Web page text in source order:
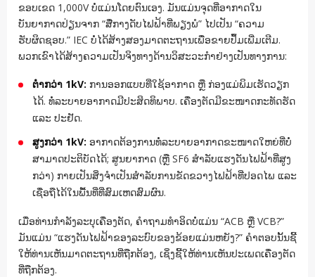
ຂອບເຂດ 1,000V ບໍ່ແມ່ນໂດຍຕົນເອງ. ມັນແມ່ນຈຸດທີ່ອາກາດໃນ
ບັນຍາກາດປ່ຽນຈາກ “ສື່ກາງດັບໄຟຟ້າທີ່ພຽງພໍ” ໄປເປັນ “ຄວາມ
ຮັບຜິດຊອບ.” IEC ບໍ່ໄດ້ສ້າງສອງມາດຕະຖານເພື່ອຂາຍປຶ້ມເພີ່ມເຕີມ.
ພວກເຂົາໄດ້ສ້າງຄວາມເປັນຈິງທາງດ້ານວິສະວະກຳຢ່າງເປັນທາງການ:
ຕ່ຳກວ່າ 1kV: ການອອກແບບທີ່ໃຊ້ອາກາດ ຫຼື ກ່ອງແມ່ພິມເຮັດວຽກ
ໄດ້. ທໍ່ລະບາຍອາກາດມີປະສິດທິພາບ. ເຄື່ອງຕັດມີຂະໜາດກະທັດຮັດ
ແລະ ປະຢັດ.
ສູງກວ່າ 1kV: ອາກາດຕ້ອງການທໍ່ລະບາຍອາກາດຂະໜາດໃຫຍ່ທີ່ບໍ່
ສາມາດປະຕິບັດໄດ້; ສູນຍາກາດ (ຫຼື SF6 ສຳລັບແຮງດັນໄຟຟ້າທີ່ສູງ
ກວ່າ) ກາຍເປັນສິ່ງຈຳເປັນສຳລັບການຂັດຂວາງໄຟຟ້າທີ່ປອດໄພ ແລະ
ເຊື່ອຖືໄດ້ໃນພື້ນທີ່ທີ່ສົມເຫດສົມຜົນ.
ເມື່ອທ່ານກຳລັງລະບຸເຄື່ອງຕັດ, ຄຳຖາມທຳອິດບໍ່ແມ່ນ “ACB ຫຼື VCB?”
ມັນແມ່ນ “ແຮງດັນໄຟຟ້າຂອງລະບົບຂອງຂ້ອຍແມ່ນຫຍັງ?” ຄຳຕອບນັ້ນຊີ້
ໃຫ້ທ່ານເຫັນມາດຕະຖານທີ່ຖືກຕ້ອງ, ເຊິ່ງຊີ້ໃຫ້ທ່ານເຫັນປະເພດເຄື່ອງຕັດ
ທີ່ຖືກຕ້ອງ.